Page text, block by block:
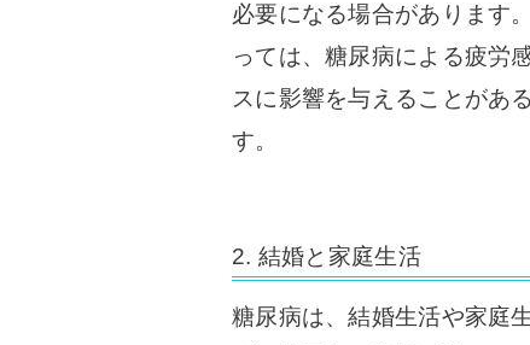
必要になる場合があります
っては、糖尿病による疲労
スに影響を与えることがあ
す。
2. 結婚と家庭生活
糖尿病は、結婚生活や家庭